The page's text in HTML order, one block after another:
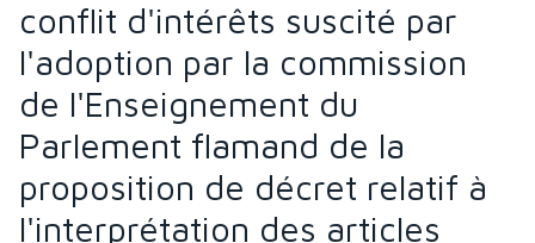
conflit d'intérêts suscité par
l'adoption par la commission
de l'Enseignement du
Parlement flamand de la
proposition de décret relatif à
l'interprétation des articles